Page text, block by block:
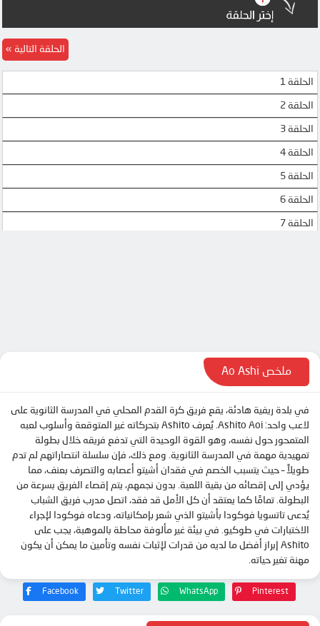
الحلقة 1
الحلقة 2
الحلقة 3
الحلقة 4
الحلقة 5
الحلقة 6
الحلقة 7
الحلقة 14
الحلقة 15
الحلقة 16
الحلقة 17
الحلقة 18
الحلقة 19
الحلقة 20
الحلقة 22
الحلقة 23
الحلقة 24
الحلقة التالية
ملخص Ao Ashi
في بلدة ريفية هادئة، يقع فريق كرة القدم المحلي في المدرسة الثانوية على
لاعب واحد: Ashito Aoi. يُعرف Ashito بتحركاته غير المتوقعة وأسلوب لعبه
المتمحور حول نفسه، وهو القوة الوحيدة التي تدفع فريقه خلال بطولة
تمهيدية مهمة في المدرسة الثانوية. ومع ذلك، فإن سلسلة انتصاراتهم لم تدم
طويلاً – حيث يتسبب الخصم في فقدان أشيتو أعصابه والتصرف بعنف، مما
يؤدي إلى إقصائه من بقية اللعبة. بدون نجمهم، يتم إقصاء الفريق بسرعة من
البطولة. تمامًا كما يعتقد أن كل الأمل قد فقد، اتصل مدرب فريق الشباب
يُدعى تاتسويا فوكودا بأشيتو الذي شعر بإمكانياته، ودعاه فوكودا لإجراء
الاختبارات في طوكيو. في بيئة غير مألوفة محاطة بالموهبة، يجب على
Ashito إبراز أفضل ما لديه من قدرات لإثبات نفسه وتأمين ما يمكن أن يكون
مهنة تغير حياته.
Facebook Twitter WhatsApp Pinterest